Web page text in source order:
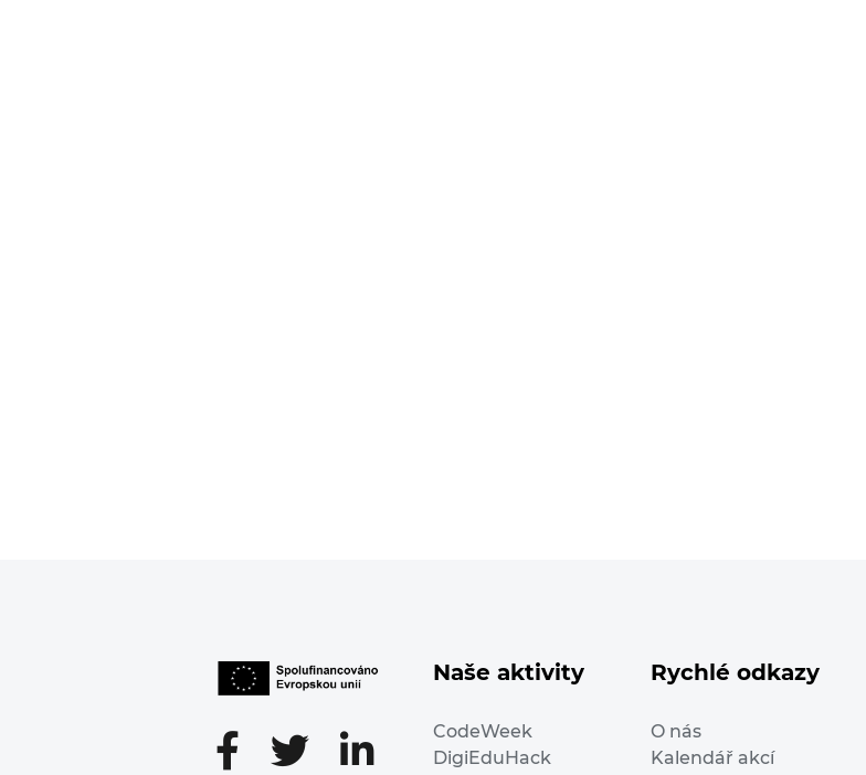
Naše aktivity
CodeWeek
DigiEduHack
Rychlé odkazy
O nás
Kalendář akcí